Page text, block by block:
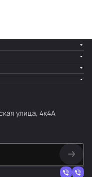
улица, 4к4А